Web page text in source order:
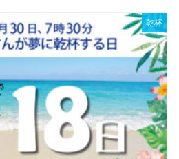
乾杯